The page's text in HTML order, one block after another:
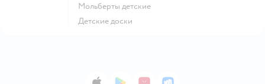
Мольберты детские
Детские доски